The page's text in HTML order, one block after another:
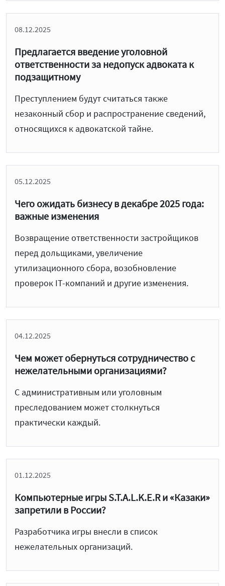
08.12.2025
Предлагается введение уголовной
ответственности за недопуск адвоката к
подзащитному
Преступлением будут считаться также
незаконный сбор и распространение сведений,
относящихся к адвокатской тайне.
05.12.2025
Чего ожидать бизнесу в декабре 2025 года:
важные изменения
Возвращение ответственности застройщиков
перед дольщиками, увеличение
утилизационного сбора, возобновление
проверок IT-компаний и другие изменения.
04.12.2025
Чем может обернуться сотрудничество с
нежелательными организациями?
С административным или уголовным
преследованием может столкнуться
практически каждый.
01.12.2025
Компьютерные игры S.T.A.L.K.E.R и «Казаки»
запретили в России?
Разработчика игры внесли в список
нежелательных организаций.